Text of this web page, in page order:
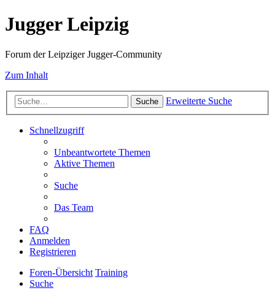
Jugger Leipzig
Forum der Leipziger Jugger-Community
Zum Inhalt
Suche Erweiterte Suche
Schnellzugriff
Unbeantwortete Themen
Aktive Themen
Suche
Das Team
FAQ
Anmelden
Registrieren
Foren-Übersicht Training
Suche